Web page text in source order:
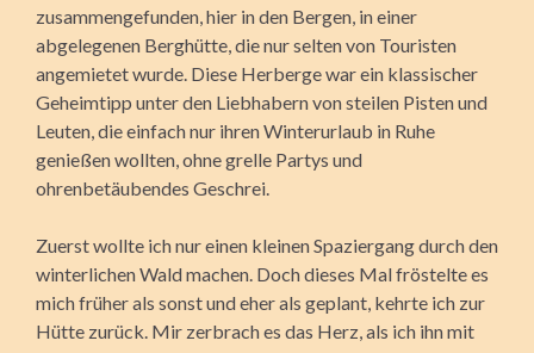
zusammengefunden, hier in den Bergen, in einer
abgelegenen Berghütte, die nur selten von Touristen
angemietet wurde. Diese Herberge war ein klassischer
Geheimtipp unter den Liebhabern von steilen Pisten und
Leuten, die einfach nur ihren Winterurlaub in Ruhe
genießen wollten, ohne grelle Partys und
ohrenbetäubendes Geschrei.
Zuerst wollte ich nur einen kleinen Spaziergang durch den
winterlichen Wald machen. Doch dieses Mal fröstelte es
mich früher als sonst und eher als geplant, kehrte ich zur
Hütte zurück. Mir zerbrach es das Herz, als ich ihn mit